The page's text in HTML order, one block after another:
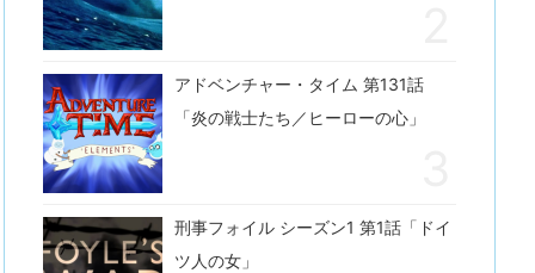
アドベンチャー・タイム 第131話
「炎の戦士たち／ヒーローの心」
刑事フォイル シーズン1 第1話「ドイ
ツ人の女」